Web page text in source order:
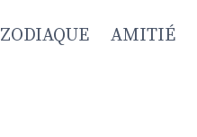
ZODIAQUE AMITIÉ